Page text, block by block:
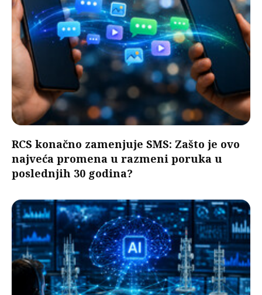
RCS konačno zamenjuje SMS: Zašto je ovo
najveća promena u razmeni poruka u
poslednjih 30 godina?